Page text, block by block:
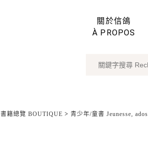
關於信鴿
À PROPOS
書籍總覽 BOUTIQUE > 青少年/童書 Jeunesse, ados